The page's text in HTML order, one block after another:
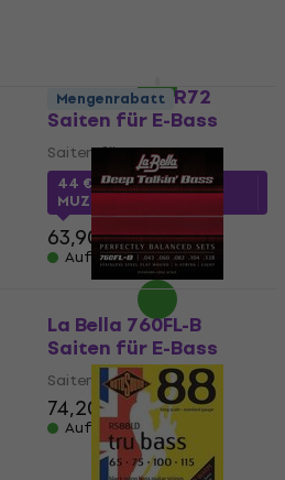
D'Addario ENR72
Saiten für E-Bass
Saiten für E-Bass
44 €mit dem Code
MUZMUZ-30
63,90 €
Auf Lager
Mengenrabatt
La Bella 760FL-B
Saiten für E-Bass
Saiten für E-Bass
74,20 €
Auf Lager